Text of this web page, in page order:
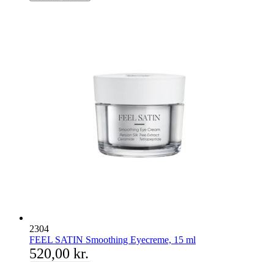
2304
FEEL SATIN Smoothing Eyecreme, 15 ml
520,00 kr.